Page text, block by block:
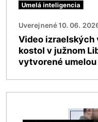
Umelá inteligencia
Uverejnené 10. 06.
Video izraelských
kostol v južnom
vytvorené